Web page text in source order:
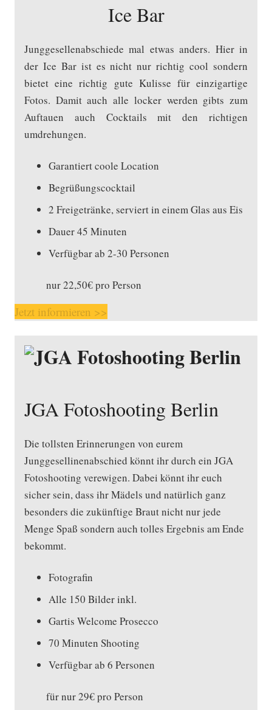
Ice Bar
Junggesellenabschiede mal etwas anders. Hier in
der Ice Bar ist es nicht nur richtig cool sondern
bietet eine richtig gute Kulisse für einzigartige
Fotos. Damit auch alle locker werden gibts zum
Auftauen auch Cocktails mit den richtigen
umdrehungen.
Garantiert coole Location
Begrüßungscocktail
2 Freigetränke, serviert in einem Glas aus Eis
Dauer 45 Minuten
Verfügbar ab 2-30 Personen
nur 22,50€ pro Person
Jetzt informieren >>
JGA Fotoshooting Berlin
Die tollsten Erinnerungen von eurem
Junggesellinenabschied könnt ihr durch ein JGA
Fotoshooting verewigen. Dabei könnt ihr euch
sicher sein, dass ihr Mädels und natürlich ganz
besonders die zukünftige Braut nicht nur jede
Menge Spaß sondern auch tolles Ergebnis am Ende
bekommt.
Fotografin
Alle 150 Bilder inkl.
Gartis Welcome Prosecco
70 Minuten Shooting
Verfügbar ab 6 Personen
für nur 29€ pro Person